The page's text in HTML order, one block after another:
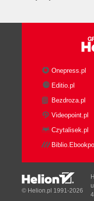
Onepress.pl
Editio.pl
Bezdroza.pl
Videopoint.pl
Czytalisek.pl
© Helion.pl 1991-2026